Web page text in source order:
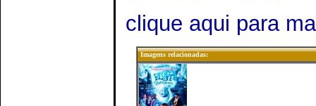
clique aqui para
Imagens relacionadas: